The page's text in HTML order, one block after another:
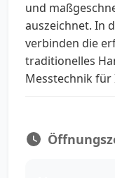
und
auszeichnet. In
verbinden die
traditionelles
Messtechnik